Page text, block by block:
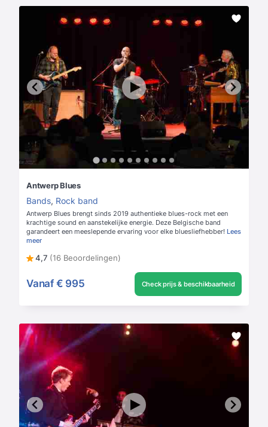
Antwerp Blues
Bands, Rock band
Antwerp Blues brengt sinds 2019 authentieke blues-rock met een
krachtige sound en aanstekelijke energie. Deze Belgische band
garandeert een meeslepende ervaring voor elke bluesliefhebber! Lees
meer
4,7 (16 Beoordelingen)
Vanaf € 995 Check prijs & beschikbaarheid